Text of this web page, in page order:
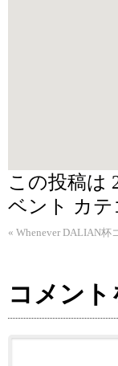
この投稿は
ベント カテ
« Whenever DALIAN
コメン